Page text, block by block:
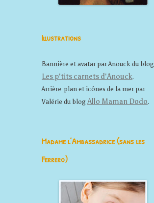
Illustrations
Bannière et avatar par Anouck du blog
Les p'tits carnets d'Anouck.
Arrière-plan et icônes de la mer par
Valérie du blog Allo Maman Dodo.
Madame l’Ambassadrice (sans les
Ferrero)